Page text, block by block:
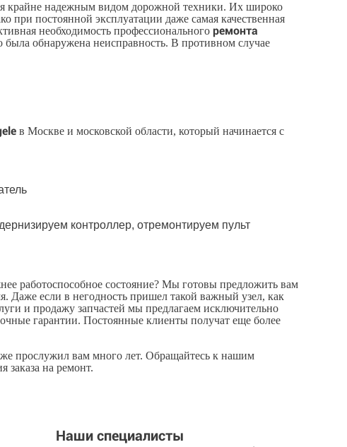
крайне надежным видом дорожной техники. Их широко
при постоянной эксплуатации даже самая качественная
необходимость профессионального ремонта
была обнаружена неисправность. В противном случае
в Москве и московской области, который начинается с
контроллер, отремонтируем пульт
работоспособное состояние? Мы готовы предложить вам
Даже если в негодность пришел такой важный узел, как
и продажу запчастей мы предлагаем исключительно
гарантии. Постоянные клиенты получат еще более
прослужил вам много лет. Обращайтесь к нашим
заказа на ремонт.
Наши специалисты